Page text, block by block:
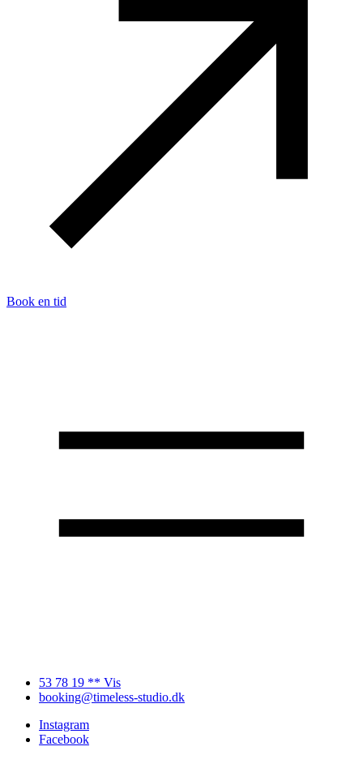
Book en tid
53 78 19 ** Vis
booking@timeless-studio.dk
Instagram
Facebook